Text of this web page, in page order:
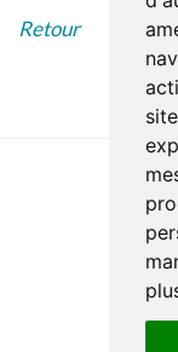
Retour